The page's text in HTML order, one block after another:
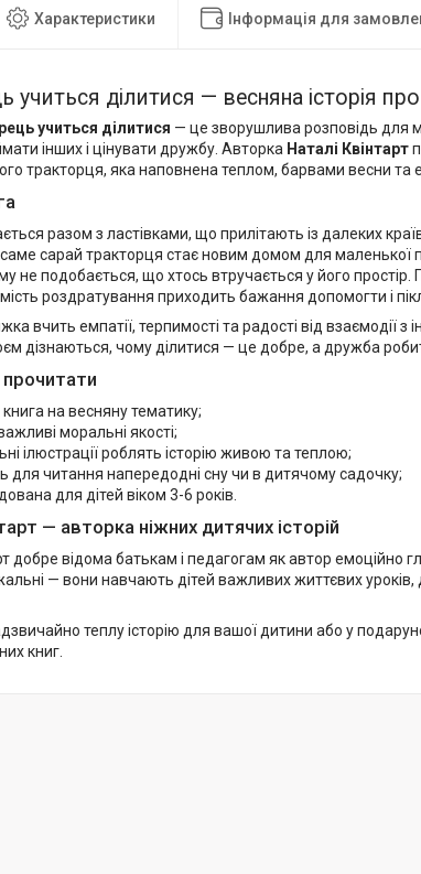
Характеристики Інформація для
учиться ділитися — весняна історія
учиться ділитися — це зворушлива розповідь для
інших і цінувати дружбу. Авторка Наталі Квінтарт
тракторця, яка наповнена теплом, барвами весни та
разом з ластівками, що прилітають із далеких
саме сарай тракторця стає новим домом для
не подобається, що хтось втручається у його простір.
роздратування приходить бажання допомогти і
вчить емпатії, терпимості та радості від взаємодії з
дізнаються, чому ділитися — це добре, а дружба
книга на весняну тематику;
моральні якості;
ілюстрації роблять історію живою та теплою;
для читання напередодні сну чи в дитячому садочку;
для дітей віком 3-6 років.
— авторка ніжних дитячих історій
добре відома батькам і педагогам як автор емоційно
— вони навчають дітей важливих життєвих
теплу історію для вашої дитини або у
книг.